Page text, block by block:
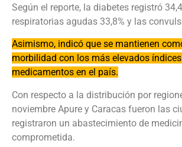
Según el reporte, la diabetes registró
respiratorias agudas 33,8% y las
Asimismo, indicó que se mantienen
morbilidad con los más elevados
medicamentos en el país.
Con respecto a la distribución por
noviembre Apure y Caracas fueron las
registraron un abastecimiento de
comprometida.